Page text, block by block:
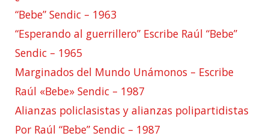
“Bebe” Sendic – 1963
“Esperando al guerrillero” Escribe Raúl “Bebe”
Sendic – 1965
Marginados del Mundo Unámonos – Escribe
Raúl «Bebe» Sendic – 1987
Alianzas policlasistas y alianzas polipartidistas
Por Raúl “Bebe” Sendic – 1987